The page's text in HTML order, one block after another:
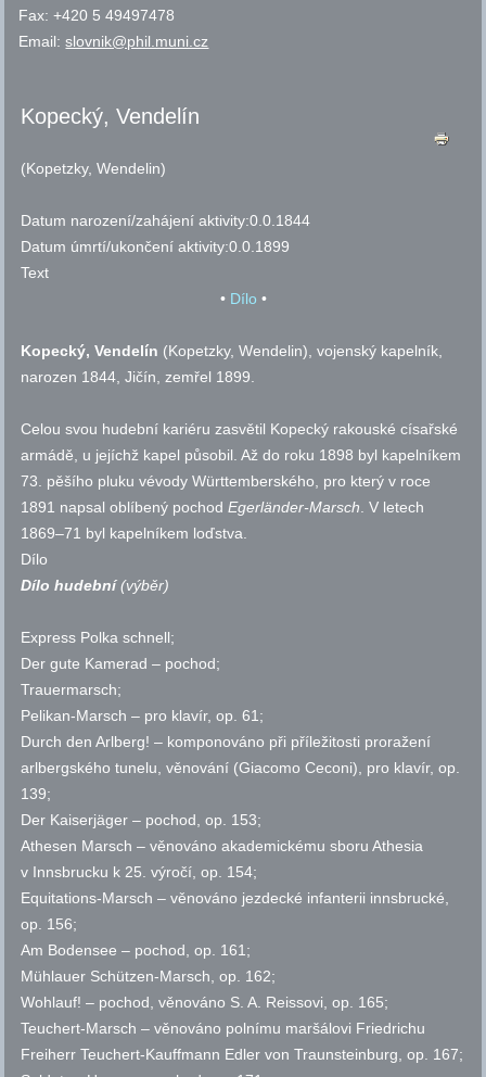
Fax: +420 5 49497478
Email:slovnik@phil.muni.cz
Kopecký, Vendelín
(Kopetzky, Wendelin)
Datum narození/zahájení aktivity:0.0.1844
Datum úmrtí/ukončení aktivity:0.0.1899
Text
• Dílo •
Kopecký, Vendelín (Kopetzky, Wendelin), vojenský kapelník,
narozen 1844, Jičín, zemřel 1899.
Celou svou hudební kariéru zasvětil Kopecký rakouské císařské
armádě, u jejíchž kapel působil. Až do roku 1898 byl kapelníkem
73. pěšího pluku vévody Württemberského, pro který v roce
1891 napsal oblíbený pochodEgerländer-Marsch. V letech
1869–71 byl kapelníkem loďstva.
Dílo
Dílo hudební(výběr)
Express Polka schnell;
Der gute Kamerad – pochod;
Trauermarsch;
Pelikan-Marsch – pro klavír,op. 61;
Durch den Arlberg! – komponováno při příležitosti proražení
arlbergského tunelu, věnování (Giacomo Ceconi), pro klavír,op.
139;
Der Kaiserjäger – pochod,op. 153;
Athesen Marsch – věnováno akademickému sboru Athesia
v Innsbrucku k 25. výročí,op. 154;
Equitations-Marsch – věnováno jezdecké infanterii innsbrucké,
op. 156;
Am Bodensee – pochod,op. 161;
Mühlauer Schützen-Marsch,op. 162;
Wohlauf! – pochod, věnováno S. A. Reissovi,op. 165;
Teuchert-Marsch – věnováno polnímu maršálovi Friedrichu
Freiherr Teuchert-Kauffmann Edler von Traunsteinburg,op. 167;